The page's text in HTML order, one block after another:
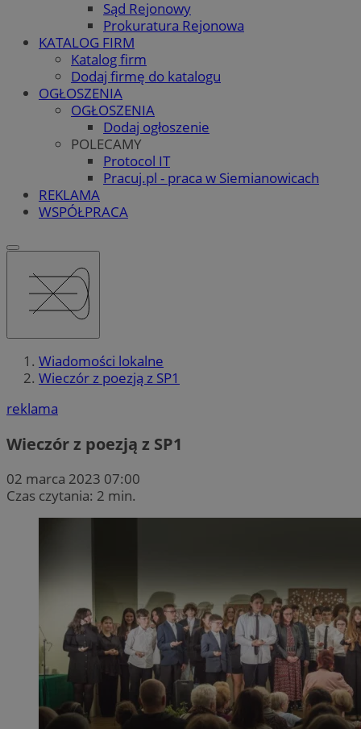
Sąd Rejonowy
Prokuratura Rejonowa
KATALOG FIRM
Katalog firm
Dodaj firmę do katalogu
OGŁOSZENIA
OGŁOSZENIA
Dodaj ogłoszenie
POLECAMY
Protocol IT
Pracuj.pl - praca w Siemianowicach
REKLAMA
WSPÓŁPRACA
Wiadomości lokalne
Wieczór z poezją z SP1
reklama
Wieczór z poezją z SP1
02 marca 2023 07:00
Czas czytania: 2 min.